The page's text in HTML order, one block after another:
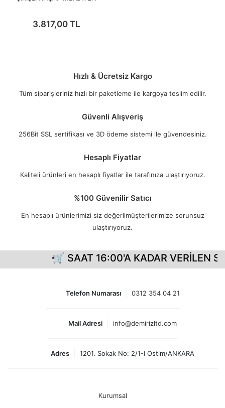
3.817,00 TL
Hızlı & Ücretsiz Kargo
Tüm siparişleriniz hızlı bir paketleme ile kargoya teslim edilir.
Güvenli Alışveriş
256Bit SSL sertifikası ve 3D ödeme sistemi ile güvendesiniz.
Hesaplı Fiyatlar
Kaliteli ürünleri en hesaplı fiyatlar ile tarafınıza ulaştırıyoruz.
%100 Güvenilir Satıcı
En hesaplı ürünlerimizi siz değerlimüşterilerimize sorunsuz
ulaştırıyoruz.
🛒 SAAT 16:00'A KADAR VERİLEN
Telefon Numarası 0312 354 04 21
Mail Adresi info@demirizltd.com
Adres 1201. Sokak No: 2/1-I Ostim/ANKARA
Kurumsal